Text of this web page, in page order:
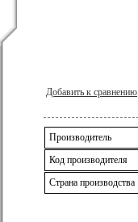
Добавить к сравнению
Производитель
Код производителя
Страна производства